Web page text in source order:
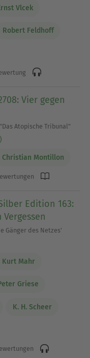
Vlcek
Robert Feldhoff
Vier gegen
Atopische Tribunal"
Christian Montillon
Edition 163:
Gänger des Netzes'
Kurt Mahr
Griese
K. H. Scheer